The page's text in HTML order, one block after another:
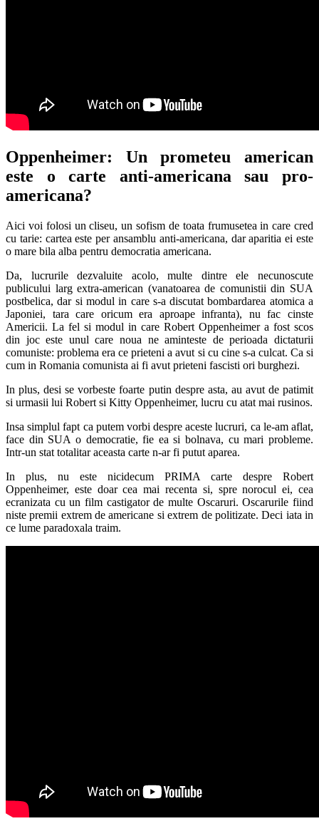
Oppenheimer: Un prometeu american
este o carte anti-americana sau pro-
americana?
Aici voi folosi un cliseu, un sofism de toata frumusetea in care cred
cu tarie: cartea este per ansamblu anti-americana, dar aparitia ei este
o mare bila alba pentru democratia americana.
Da, lucrurile dezvaluite acolo, multe dintre ele necunoscute
publicului larg extra-american (vanatoarea de comunistii din SUA
postbelica, dar si modul in care s-a discutat bombardarea atomica a
Japoniei, tara care oricum era aproape infranta), nu fac cinste
Americii. La fel si modul in care Robert Oppenheimer a fost scos
din joc este unul care noua ne aminteste de perioada dictaturii
comuniste: problema era ce prieteni a avut si cu cine s-a culcat. Ca si
cum in Romania comunista ai fi avut prieteni fascisti ori burghezi.
In plus, desi se vorbeste foarte putin despre asta, au avut de patimit
si urmasii lui Robert si Kitty Oppenheimer, lucru cu atat mai rusinos.
Insa simplul fapt ca putem vorbi despre aceste lucruri, ca le-am aflat,
face din SUA o democratie, fie ea si bolnava, cu mari probleme.
Intr-un stat totalitar aceasta carte n-ar fi putut aparea.
In plus, nu este nicidecum PRIMA carte despre Robert
Oppenheimer, este doar cea mai recenta si, spre norocul ei, cea
ecranizata cu un film castigator de multe Oscaruri. Oscarurile fiind
niste premii extrem de americane si extrem de politizate. Deci iata in
ce lume paradoxala traim.